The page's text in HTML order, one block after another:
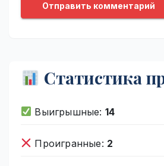
Статистика
Выигрышные: 14
Проигранные: 2